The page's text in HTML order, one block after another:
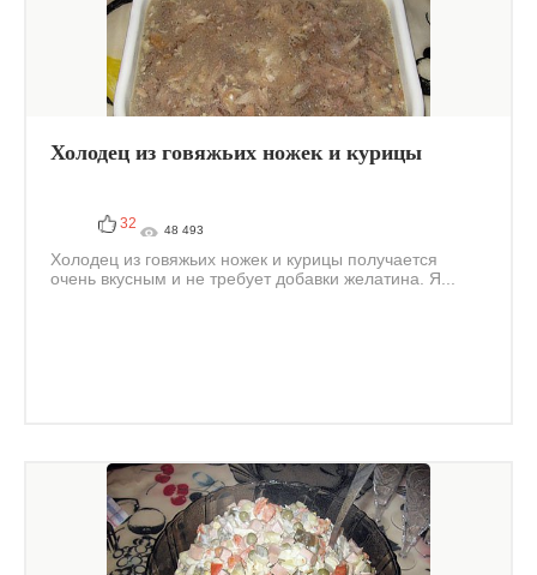
Холодец из говяжьих ножек и курицы
32 48 493
Холодец из говяжьих ножек и курицы получается
очень вкусным и не требует добавки желатина. Я...